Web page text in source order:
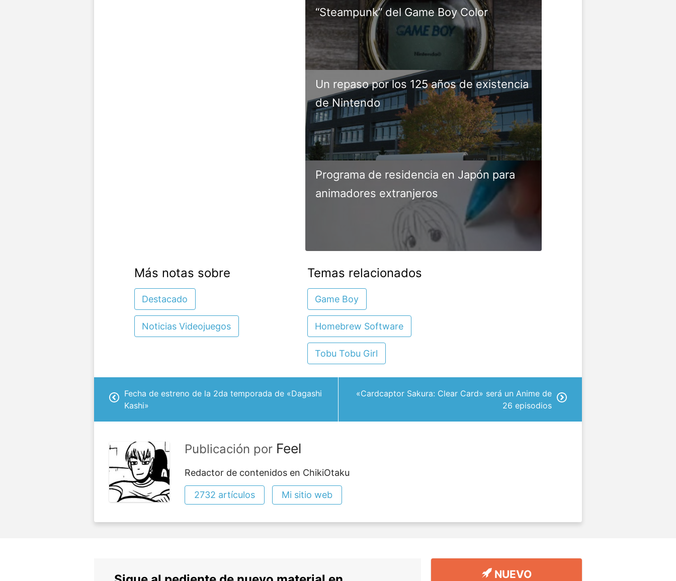
“Steampunk” del Game Boy Color
Un repaso por los 125 años de existencia
de Nintendo
Programa de residencia en Japón para
animadores extranjeros
Más notas sobre
Destacado
Noticias Videojuegos
Temas relacionados
Game Boy
Homebrew Software
Tobu Tobu Girl
Fecha de estreno de la 2da temporada de «Dagashi
Kashi»
«Cardcaptor Sakura: Clear Card» será un Anime de
26 episodios
Publicación por Feel
Redactor de contenidos en ChikiOtaku
2732 artículos Mi sitio web
NUEVO